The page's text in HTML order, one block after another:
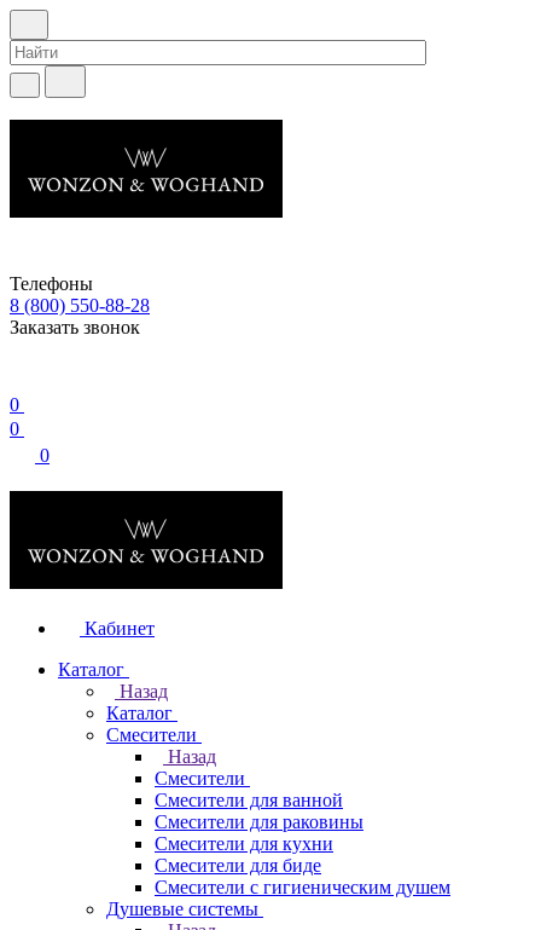
Телефоны
8 (800) 550-88-28
Заказать звонок
0
0
0
Кабинет
Каталог
Назад
Каталог
Смесители
Назад
Смесители
Смесители для ванной
Смесители для раковины
Смесители для кухни
Смесители для биде
Смесители с гигиеническим душем
Душевые системы